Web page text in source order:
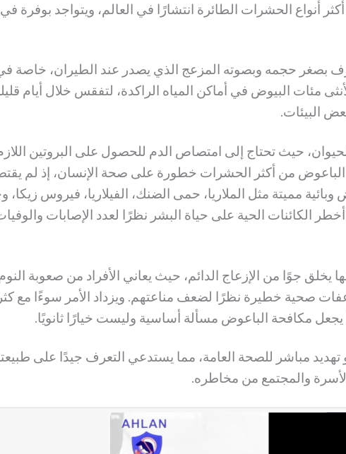
أنواع الحشرات الطائرة انتشارًا في العالم، ويتواجد بوفرة في
بصغر حجمه وبصوته المزعج الذي يصدر عند الطيران، خاصة
مئات البيوض في أماكن المياه الراكدة، لتفقس خلال أيام قليلة
البيئات.
حيث تحتاج إلى امتصاص الدم للحصول على البروتين
الباعوض من أكثر الحشرات خطورة على صحة الإنسان، إذ لم
مميتة مثل الملاريا، حمى الضنك، الفيلاريا، فيروس
الكائنات الحية على حياة البشر نظرًا لعدد الإصابات
يخلق جوًا من الإزعاج الدائم، حيث يعاني الأفراد من صعوبة
صحية خطيرة نظرًا لضعف مناعتهم. ويزداد الأمر سوءًا مع
مكافحة الباعوض مسألة أساسية وليست خيارًا ثانويًا.
مباشر للصحة العامة، مما يستدعي التعرف جيدًا على
الأسرة والمجتمع من مخاطره.